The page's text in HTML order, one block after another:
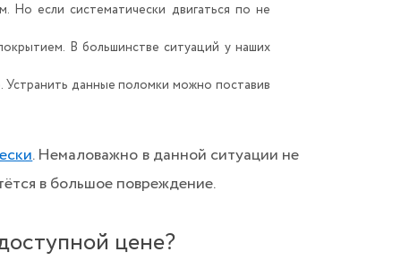
Но если систематически двигаться по не
В большинстве ситуаций у наших
Устранить данные поломки можно поставив
. Немаловажно в данной ситуации не
в большое повреждение.
цене?